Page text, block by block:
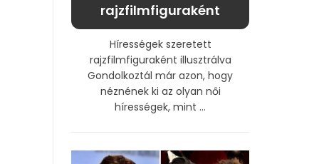
rajzfilmfiguraként
Hírességek szeretett
rajzfilmfiguraként illusztrálva
Gondolkoztál már azon, hogy
néznének ki az olyan női
hírességek, mint ...